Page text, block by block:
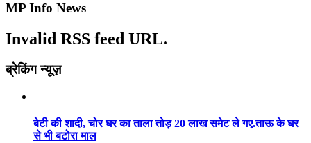
MP Info News
Invalid RSS feed URL.
ब्रेकिंग न्यूज़
बेटी की शादी, चोर घर का ताला तोड़ 20 लाख समेट ले गए.ताऊ के घर
से भी बटोरा माल